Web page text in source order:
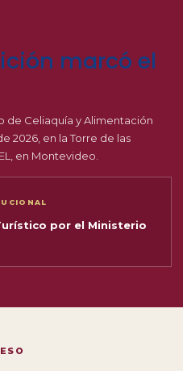
marcó el
de Celiaquía y Alimentación
2026, en la Torre de las
en Montevideo.
por el Ministerio